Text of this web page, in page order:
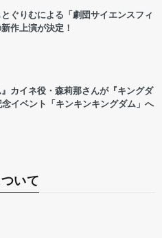
ぐりむによる「劇団サイエンスフィ
作上演が決定！
カイネ役・森莉那さんが『キングダ
イベント「キンキンキングダム」へ
いて